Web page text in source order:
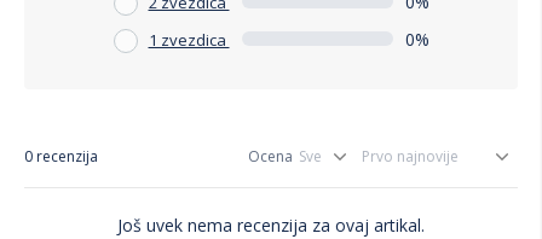
1 zvezdica 0%
0 recenzija Ocena
Još uvek nema recenzija za ovaj artikal.